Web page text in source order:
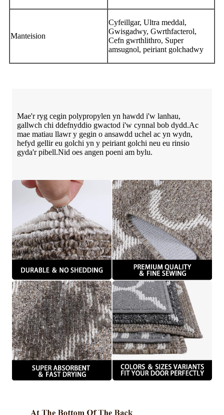
Manteision
Cyfeillgar, Ultra meddal,
Gwisgadwy, Gwrthfacterol,
Cefn gwrthlithro, Super
amsugnol, peiriant golchadwy
Mae'r ryg cegin polypropylen yn hawdd i'w lanhau,
gallwch chi ddefnyddio gwactod i'w cynnal bob dydd.Ac
mae matiau llawr y gegin o ansawdd uchel ac yn wydn,
hefyd gellir eu golchi yn y peiriant golchi neu eu rinsio
gyda'r pibell.Nid oes angen poeni am bylu.